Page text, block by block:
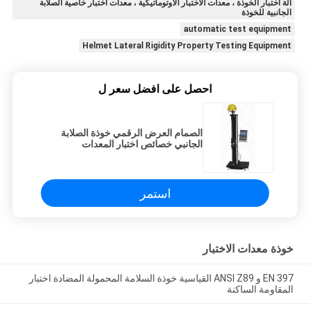
آلة اختبار الخوذة ، معدات الاختبار الأوتوماتيكية ، معدات اختبار خاصية الصلابة
الجانبية للخوذة
automatic test equipment
Helmet Lateral Rigidity Property Testing Equipment
احصل على افضل سعر ل
الصمام العرض الرقمي خوذة الصلابة
الجانبي خصائص اختبار المعدات
استمر
خوذة معدات الاختبار
EN 397 و ANSI Z89 القياسية خوذة السلامة المحمولة المضادة اختبار
المقاومة الساكنة